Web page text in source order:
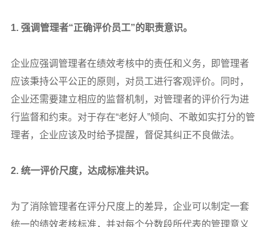
1. 强调管理者“正确评价员工”的职责意识。
企业应强调管理者在绩效考核中的责任和义务，即管理者
应该秉持公平公正的原则，对员工进行客观评价。同时，
企业还需要建立相应的监督机制，对管理者的评价行为进
行监督和约束。对于存在“老好人”倾向、不敢如实打分的管
理者，企业应该及时给予提醒，督促其纠正不良做法。
2. 统一评价尺度，达成标准共识。
为了消除管理者在评分尺度上的差异，企业可以制定一套
统一的绩效考核标准，并对每个分数段所代表的管理意义